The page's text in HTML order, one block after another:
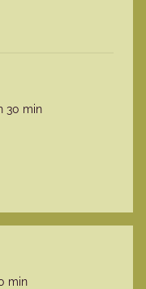
30 min
min